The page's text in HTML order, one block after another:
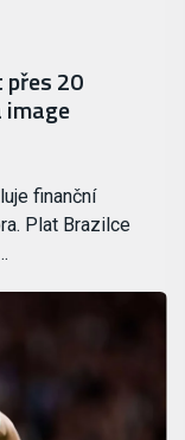
přes 20
image
finanční
Plat Brazilce